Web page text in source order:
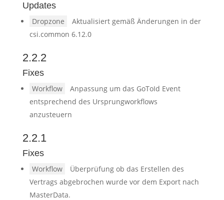
Updates
Dropzone
Aktualisiert gemäß Änderungen in der
csi.common 6.12.0
2.2.2
Fixes
Workflow
Anpassung um das GoToId Event
entsprechend des Ursprungworkflows
anzusteuern
2.2.1
Fixes
Workflow
Überprüfung ob das Erstellen des
Vertrags abgebrochen wurde vor dem Export nach
MasterData.